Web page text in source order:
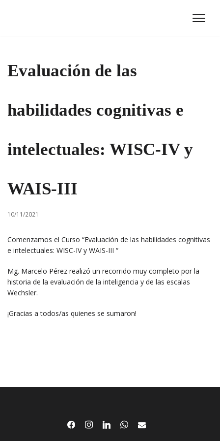
Evaluación de las
habilidades cognitivas e
intelectuales: WISC-IV y
WAIS-III
10/11/2021
Comenzamos el Curso “Evaluación de las habilidades cognitivas
e intelectuales: WISC-IV y WAIS-III “
Mg. Marcelo Pérez realizó un recorrido muy completo por la
historia de la evaluación de la inteligencia y de las escalas
Wechsler.
¡Gracias a todos/as quienes se sumaron!